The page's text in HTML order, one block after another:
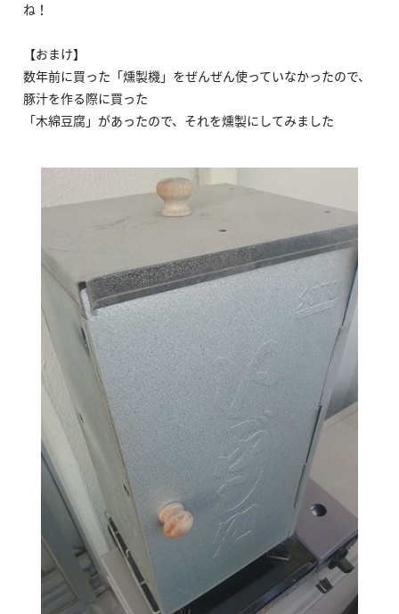
ね！
【おまけ】
数年前に買った「燻製機」をぜんぜん使っていなかったので、
豚汁を作る際に買った
「木綿豆腐」があったので、それを燻製にしてみました